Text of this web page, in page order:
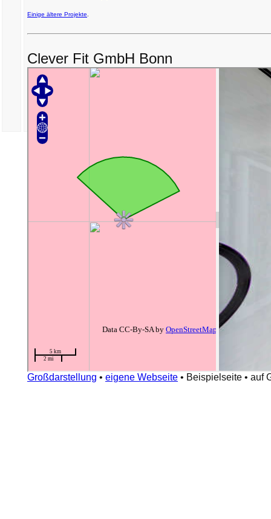
Einige ältere Projekte
Clever Fit GmbH Bonn
Großdarstellung • eigene Webseite • Beispielseite • auf